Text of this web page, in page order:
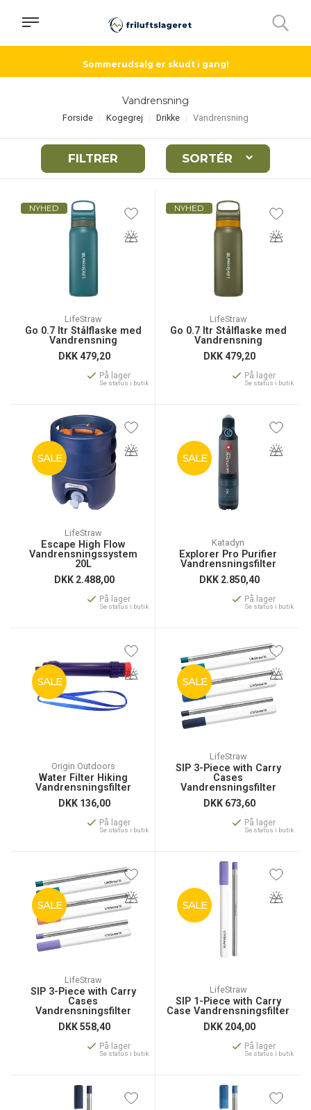
Sommerudsalg er skudt i gang!
Vandrensning
Forside Kogegrej Drikke Vandrensning
FILTRER SORTÉR
NYHED
LifeStraw
Go 0.7 ltr Stålflaske med
Vandrensning
DKK479,20
På lager
Se status i butik
NYHED
LifeStraw
Go 0.7 ltr Stålflaske med
Vandrensning
DKK479,20
På lager
Se status i butik
SALE
LifeStraw
Escape High Flow
Vandrensningssystem
20L
DKK 2.488,00
På lager
Se status i butik
SALE
Katadyn
Explorer Pro Purifier
Vandrensningsfilter
DKK 2.850,40
På lager
Se status i butik
SALE
Origin Outdoors
Water Filter Hiking
Vandrensningsfilter
DKK 136,00
På lager
Se status i butik
SALE
LifeStraw
SIP 3-Piece with Carry
Cases
Vandrensningsfilter
DKK 673,60
På lager
Se status i butik
SALE
LifeStraw
SIP 3-Piece with Carry
Cases
Vandrensningsfilter
DKK558,40
På lager
Se status i butik
SALE
LifeStraw
SIP 1-Piece with Carry
Case Vandrensningsfilter
DKK 204,00
På lager
Se status i butik